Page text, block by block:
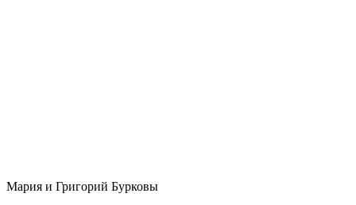
Мария и Григорий Бурковы